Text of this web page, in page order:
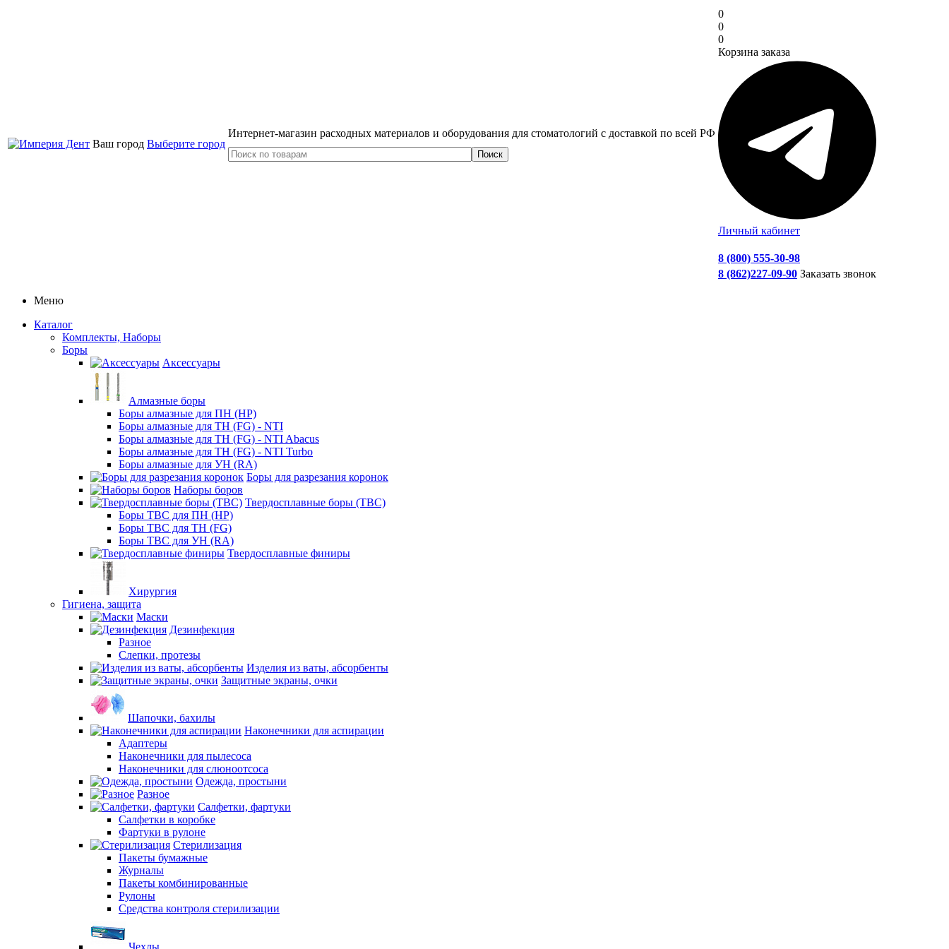
Ваш город Выберите город
Интернет-магазин расходных материалов и оборудования для стоматологий с доставкой по всей РФ
0
0
0
Корзина заказа
Личный кабинет
8 (800) 555-30-98
8 (862)227-09-90 Заказать звонок
Меню
Каталог
Комплекты, Наборы
Боры
Аксессуары
Алмазные боры
Боры алмазные для ПН (HP)
Боры алмазные для ТН (FG) - NTI
Боры алмазные для ТН (FG) - NTI Abacus
Боры алмазные для ТН (FG) - NTI Turbo
Боры алмазные для УН (RA)
Боры для разрезания коронок
Наборы боров
Твердосплавные боры (ТВС)
Боры ТВС для ПН (HP)
Боры ТВС для ТН (FG)
Боры ТВС для УН (RA)
Твердосплавные финиры
Хирургия
Гигиена, защита
Маски
Дезинфекция
Разное
Слепки, протезы
Изделия из ваты, абсорбенты
Защитные экраны, очки
Шапочки, бахилы
Наконечники для аспирации
Адаптеры
Наконечники для пылесоса
Наконечники для слюноотсоса
Одежда, простыни
Разное
Салфетки, фартуки
Салфетки в коробке
Фартуки в рулоне
Стерилизация
Пакеты бумажные
Журналы
Пакеты комбинированные
Рулоны
Средства контроля стерилизации
Чехлы